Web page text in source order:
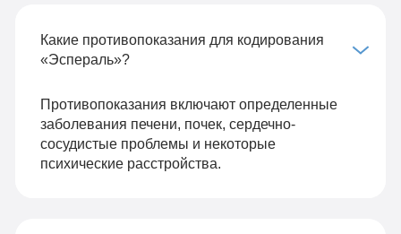
Какие противопоказания для кодирования
«Эспераль»?
Противопоказания включают определенные
заболевания печени, почек, сердечно-
сосудистые проблемы и некоторые
психические расстройства.